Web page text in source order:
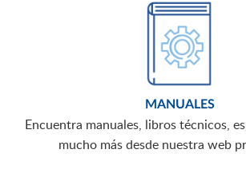
MANUALES
Encuentra manuales, libros técnicos,
mucho más desde nuestra web